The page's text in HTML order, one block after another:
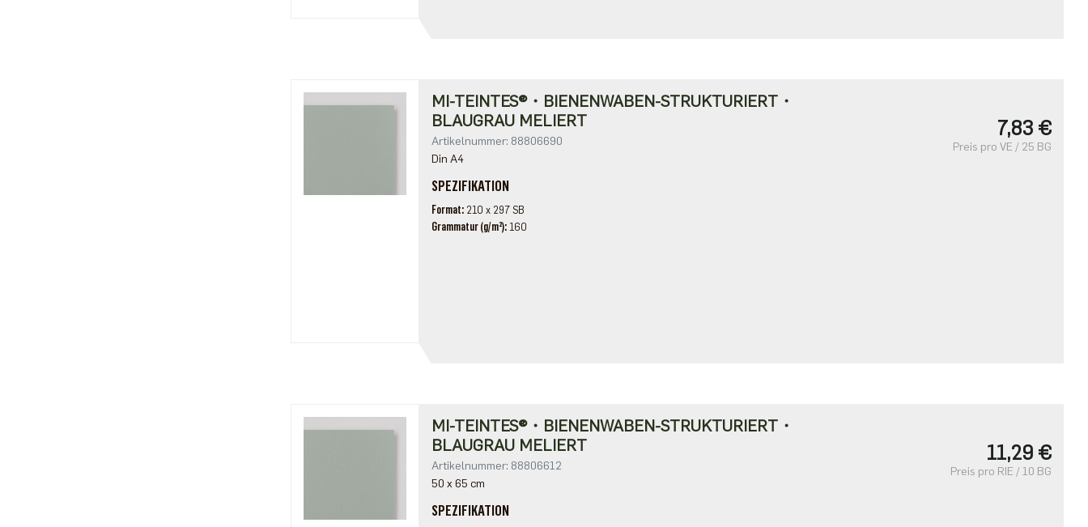
MI-TEINTES®・BIENENWABEN-STRUKTURIERT・
BLAUGRAU MELIERT
Artikelnummer: 88806690
Din A4
SPEZIFIKATION
Format 210 x 297 SB
Grammatur (g/m²) 160
7,83 €
Preis pro VE / 25 BG
MI-TEINTES®・BIENENWABEN-STRUKTURIERT・
BLAUGRAU MELIERT
Artikelnummer: 88806612
50 x 65 cm
SPEZIFIKATION
11,29 €
Preis pro RIE / 10 BG